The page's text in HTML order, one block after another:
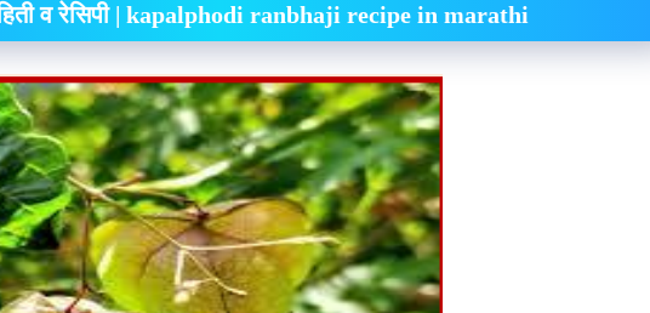
व रेसिपी | kapalphodi ranbhaji recipe in marathi